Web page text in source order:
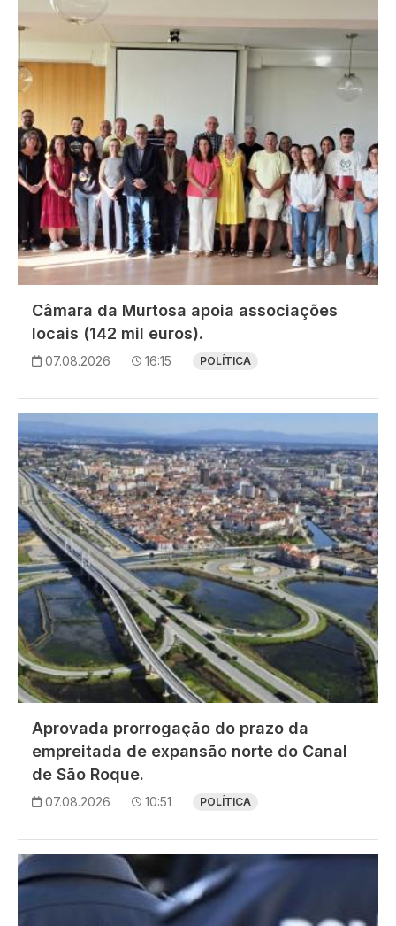
Imagem
Câmara da Murtosa apoia associações
locais (142 mil euros).
07.08.2026 16:15 POLÍTICA
Imagem
Aprovada prorrogação do prazo da
empreitada de expansão norte do Canal
de São Roque.
07.08.2026 10:51 POLÍTICA
Imagem